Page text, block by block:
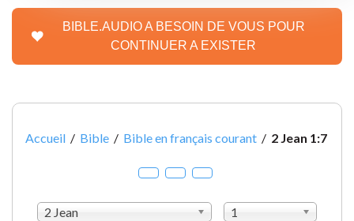
BIBLE.AUDIO A BESOIN DE VOUS POUR
CONTINUER A EXISTER
Accueil / Bible / Bible en français courant / 2 Jean 1:7
2 Jean
1